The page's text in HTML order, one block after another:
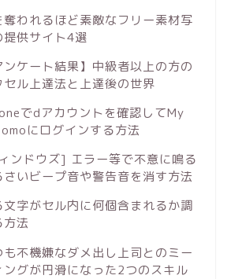
奪われるほど素敵なフリー素材写
提供サイト4選
ンケート結果】中級者以上の方の
セル上達法と上達後の世界
でdアカウントを確認してMy
にログインする方法
ンドウズ] エラー等で不意に鳴る
さいビープ音や警告音を消す方法
文字がセル内に何個含まれるか調
方法
も不機嫌なダメ出し上司とのミー
ングが円滑になった2つのスキル